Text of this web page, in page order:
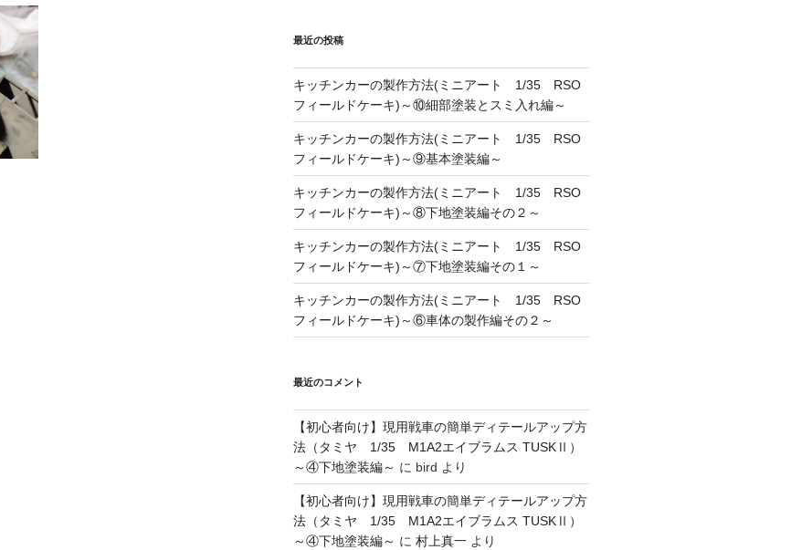
最近の投稿
キッチンカーの製作方法(ミニアート 1/35 RSO
フィールドケーキ)～⑩細部塗装とスミ入れ編～
キッチンカーの製作方法(ミニアート 1/35 RSO
フィールドケーキ)～⑨基本塗装編～
キッチンカーの製作方法(ミニアート 1/35 RSO
フィールドケーキ)～⑧下地塗装編その２～
キッチンカーの製作方法(ミニアート 1/35 RSO
フィールドケーキ)～⑦下地塗装編その１～
キッチンカーの製作方法(ミニアート 1/35 RSO
フィールドケーキ)～⑥車体の製作編その２～
最近のコメント
【初心者向け】現用戦車の簡単ディテールアップ方
法（タミヤ 1/35 M1A2エイブラムス TUSKⅡ）
～④下地塗装編～ に bird より
【初心者向け】現用戦車の簡単ディテールアップ方
法（タミヤ 1/35 M1A2エイブラムス TUSKⅡ）
～④下地塗装編～ に 村上真一より